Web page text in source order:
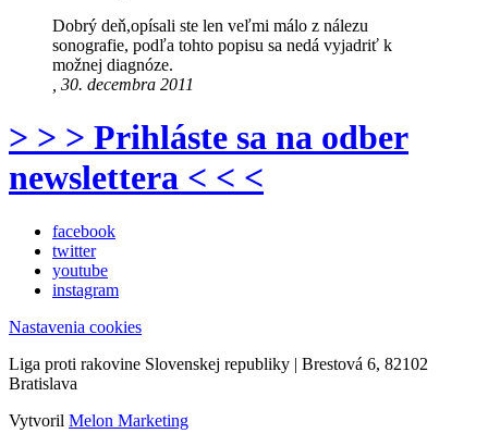
Dobrý deň,opísali ste len veľmi málo z nálezu
sonografie, podľa tohto popisu sa nedá vyjadriť k
možnej diagnóze.
, 30. decembra 2011
> > > Prihláste sa na odber
newslettera < < <
facebook
twitter
youtube
instagram
Nastavenia cookies
Liga proti rakovine Slovenskej republiky | Brestová 6, 82102
Bratislava
Vytvoril Melon Marketing